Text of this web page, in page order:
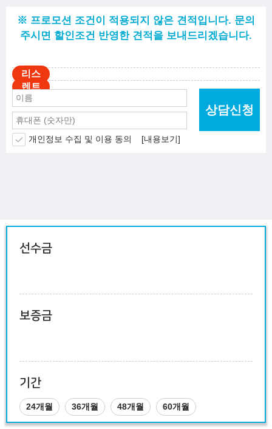
※ 프로모션 조건이 적용되지 않은 견적입니다. 문의
주시면 할인조건 반영한 견적을 보내드리겠습니다.
개인정보 수집 및 이용 동의 [내용보기]
상담신청
선수금
보증금
기간
24개월 36개월 48개월 60개월